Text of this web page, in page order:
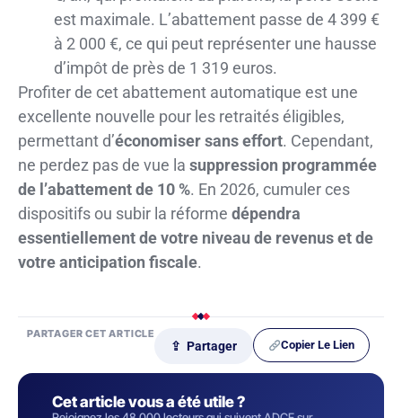
est maximale. L’abattement passe de 4 399 €
à 2 000 €, ce qui peut représenter une hausse
d’impôt de près de 1 319 euros.
Profiter de cet abattement automatique est une
excellente nouvelle pour les retraités éligibles,
permettant d’économiser sans effort. Cependant,
ne perdez pas de vue la suppression programmée
de l’abattement de 10 %. En 2026, cumuler ces
dispositifs ou subir la réforme dépendra
essentiellement de votre niveau de revenus et de
votre anticipation fiscale.
PARTAGER CET ARTICLE
⇪ Partager Copier Le Lien
Cet article vous a été utile ?